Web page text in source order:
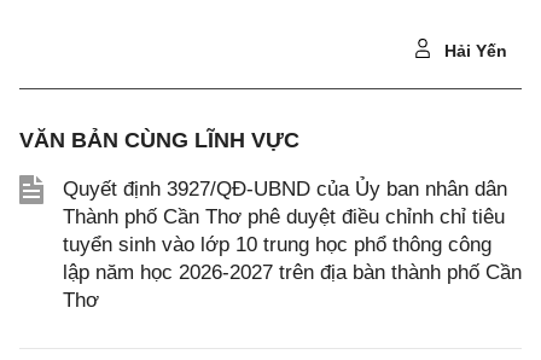
Hải Yến
VĂN BẢN CÙNG LĨNH VỰC
Quyết định 3927/QĐ-UBND của Ủy ban nhân dân
Thành phố Cần Thơ phê duyệt điều chỉnh chỉ tiêu
tuyển sinh vào lớp 10 trung học phổ thông công
lập năm học 2026-2027 trên địa bàn thành phố Cần
Thơ